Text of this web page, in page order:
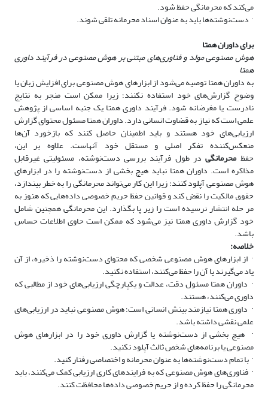
می‌کند که محرمانگی حفظ شود.
· دست‌نوشته‌ها باید به عنوان اسناد محرمانه تلقی شوند.
برای داوران همتا
هوش مصنوعی مولد و فناوری‌های مبتنی بر هوش مصنوعی در فرآیند داوری
همتا
به داوران همتا توصیه می‌شود از ابزارهای هوش مصنوعی برای افزایش زبان یا
وضوح گزارش‌های خود استفاده نکنند؛ زیرا ممکن است منجر به نتایج
نادرست یا مغرضانه شود. فرآیند داوری همتا یک جنبه اساسی از پژوهش
علمی است که نیاز به قضاوت انسانی دارد. داوران همتا مسئول محتوای گزارش
ارزیابی‌های خود هستند و باید اطمینان حاصل کنند که بازخورد آن‌ها
منعکس‌کننده تفکر اصلی و مستقل خود آنهاست. علاوه بر این،
حفظ محرمانگیدر طول فرآیند بررسی دست‌نوشته، مسئولیتی غیرقابل
مذاکره است. داوران همتا نباید هیچ بخشی از دست‌نوشته را در ابزارهای
هوش مصنوعی آپلود کنند؛ زیرا این کار می‌تواند محرمانگی را به خطر بیندازد،
حقوق مالکیت را نقض کند و قوانین حفظ حریم خصوصی داده‌هایی که هنوز به
مر حله انتشار نرسیده است را زیر پا بگذارد. این محرمانگی همچنین شامل
خود گزارش داوری همتا نیز می‌شود که ممکن است حاوی اطلاعات حساس
باشد.
خلاصه:
· از ابزارهای هوش مصنوعی شخصی که محتوای دست‌نوشته را ذخیره، از آن
یاد می‌گیرند یا آن را حفظ می‌کنند، استفاده نکنید.
· داوران همتا مسئول دقت، عدالت و یکپارچگی ارزیابی‌های خود از مطالبی که
داوری می‌کنند، هستند.
· داوری همتا نیازمند بینش انسانی است؛ هوش مصنوعی نباید در ارزیابی‌های
علمی نقشی داشته باشد.
· هیچ بخشی از دست‌نوشته یا گزارش داوری خود را در ابزارهای هوش
مصنوعی یا برنامه‌های شخص ثالث آپلود نکنید.
·با تمام دست‌نوشته‌ها به عنوان محرمانه و اختصاصی رفتار کنید.
· فناوری‌های هوش مصنوعی که به فرایندهای کاری ارزیابی کمک می‌کنند، باید
محرمانگی را حفظ کرده و از حریم خصوصی داده‌ها محافظت کنند.